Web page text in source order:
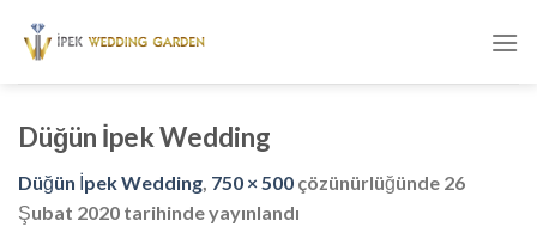
Düğün İpek Wedding
Düğün İpek Wedding, 750 × 500 çözünürlüğünde 26
Şubat 2020 tarihinde yayınlandı